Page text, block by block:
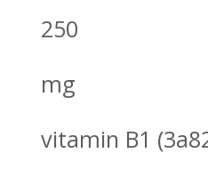
250
mg
vitamin B1